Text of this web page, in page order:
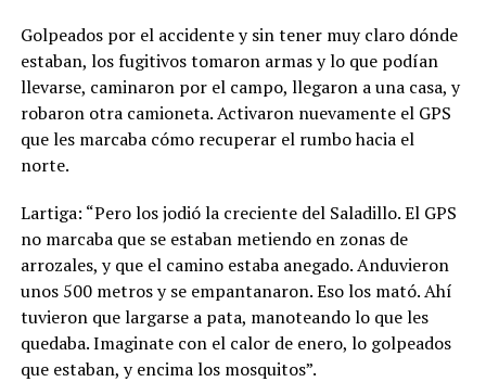
Golpeados por el accidente y sin tener muy claro dónde
estaban, los fugitivos tomaron armas y lo que podían
llevarse, caminaron por el campo, llegaron a una casa, y
robaron otra camioneta. Activaron nuevamente el GPS
que les marcaba cómo recuperar el rumbo hacia el
norte.
Lartiga: “Pero los jodió la creciente del Saladillo. El GPS
no marcaba que se estaban metiendo en zonas de
arrozales, y que el camino estaba anegado. Anduvieron
unos 500 metros y se empantanaron. Eso los mató. Ahí
tuvieron que largarse a pata, manoteando lo que les
quedaba. Imaginate con el calor de enero, lo golpeados
que estaban, y encima los mosquitos”.